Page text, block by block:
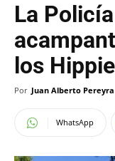
La
los
Por Juan Alberto Pereyra
WhatsApp